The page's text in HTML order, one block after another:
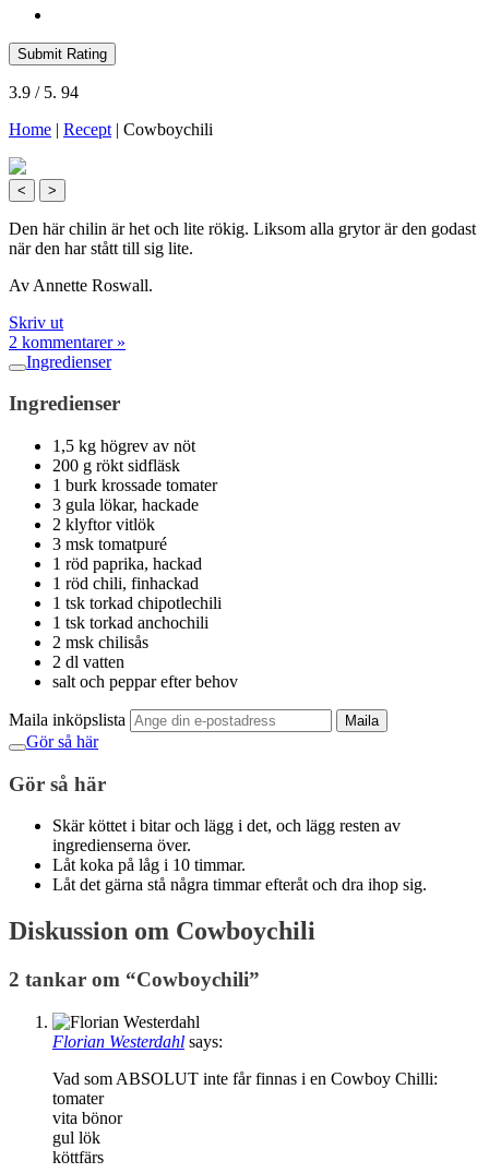
Submit Rating
3.9 / 5. 94
Home | Recept | Cowboychili
< >
Den här chilin är het och lite rökig. Liksom alla grytor är den godast
när den har stått till sig lite.
Av Annette Roswall.
Skriv ut
2 kommentarer »
Ingredienser
Ingredienser
1,5 kg högrev av nöt
200 g rökt sidfläsk
1 burk krossade tomater
3 gula lökar, hackade
2 klyftor vitlök
3 msk tomatpuré
1 röd paprika, hackad
1 röd chili, finhackad
1 tsk torkad chipotlechili
1 tsk torkad anchochili
2 msk chilisås
2 dl vatten
salt och peppar efter behov
Maila inköpslista Maila
Gör så här
Gör så här
Skär köttet i bitar och lägg i det, och lägg resten av
ingredienserna över.
Låt koka på låg i 10 timmar.
Låt det gärna stå några timmar efteråt och dra ihop sig.
Diskussion om Cowboychili
2 tankar om “Cowboychili”
Florian Westerdahl says:
Vad som ABSOLUT inte får finnas i en Cowboy Chilli:
tomater
vita bönor
gul lök
köttfärs